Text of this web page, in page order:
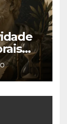
e